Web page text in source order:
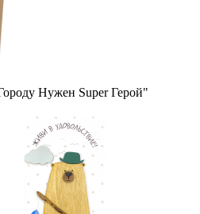
Нужен Super Герой"